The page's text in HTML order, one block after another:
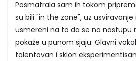
Posmatrala sam ih tokom
su bili "in the zone", uz
usmereni na to da se na nastupu
pokaže u punom sjaju. Glavni
talentovan i sklon